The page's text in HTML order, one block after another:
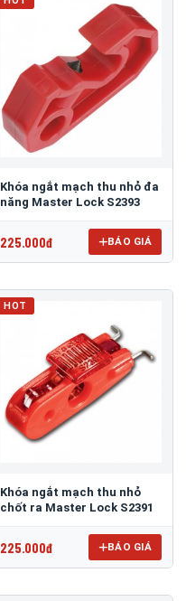
Khóa ngắt mạch thu nhỏ đa
năng Master Lock S2393
225.000đ BÁO GIÁ
HOT
Khóa ngắt mạch thu nhỏ
chốt ra Master Lock S2391
225.000đ BÁO GIÁ